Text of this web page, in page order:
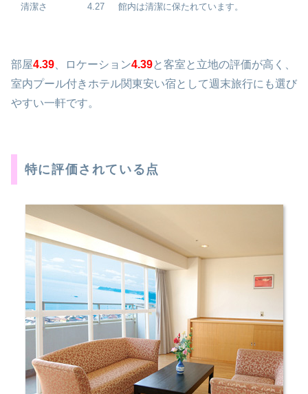
清潔さ
4.27 館内は清潔に保たれています。
部屋4.39、ロケーション4.39と客室と立地の評価が高く、
室内プール付きホテル関東安い宿として週末旅行にも選び
やすい一軒です。
特に評価されている点